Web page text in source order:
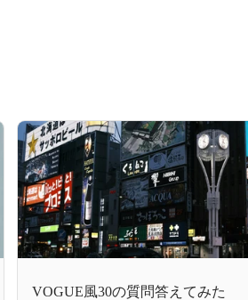
VOGUE風30の質問答えてみた